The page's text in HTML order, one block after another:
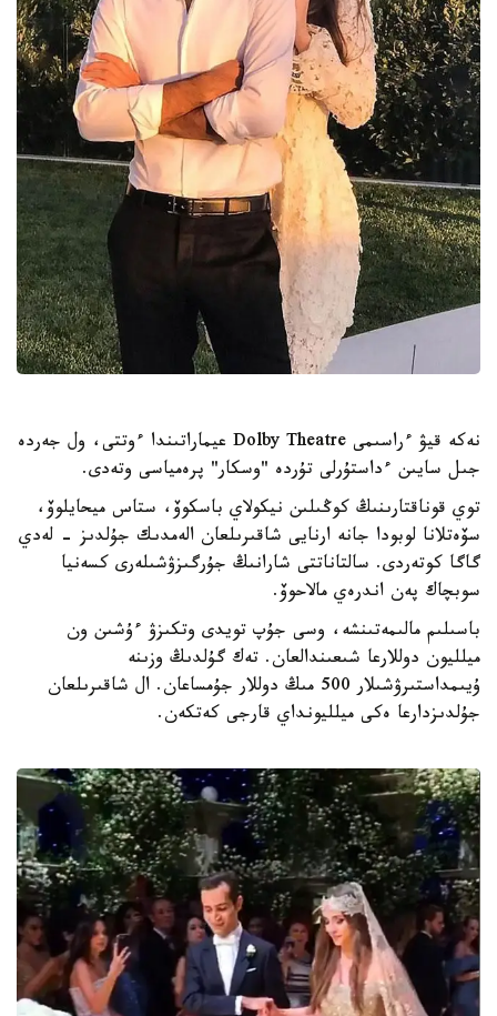
نەكە قيۋ ءراسىمى Dolby Theatre عيماراتىندا ءوتتى، ول جەردە
جىل سايىن ءداستۇرلى تۇردە "وسكار" پرەمياسى وتەدى.
توي قوناقتارىنىڭ كوڭىلىن نيكولاي باسكوۆ، ستاس ميحايلوۆ،
سۆەتلانا لوبودا جانە ارنايى شاقىرىلعان الەمدىك جۇلدىز - لەدي
گاگا كوتەردى. سالتاناتتى شارانىڭ جۇرگىزۋشىلەرى كسەنيا
سوبچاك پەن اندرەي مالاحوۆ.
باسىلىم مالىمەتىنشە، وسى جۇپ تويدى وتكىزۋ ءۇشىن ون
ميلليون دوللارعا شىعىندالعان. تەك گۇلدىڭ وزىنە
ۇيىمداستىرۋشىلار 500 مىڭ دوللار جۇمساعان. ال شاقىرىلعان
جۇلدىزدارعا ەكى ميلليونداي قارجى كەتكەن.